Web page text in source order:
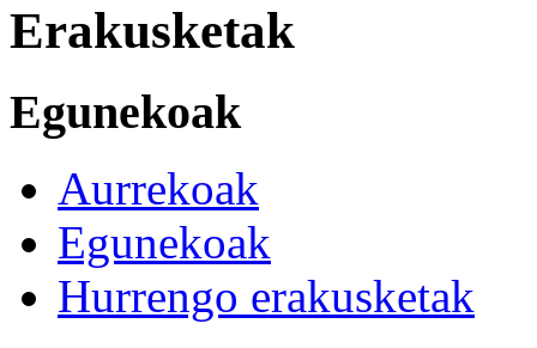
Erakusketak
Egunekoak
Aurrekoak
Egunekoak
Hurrengo erakusketak